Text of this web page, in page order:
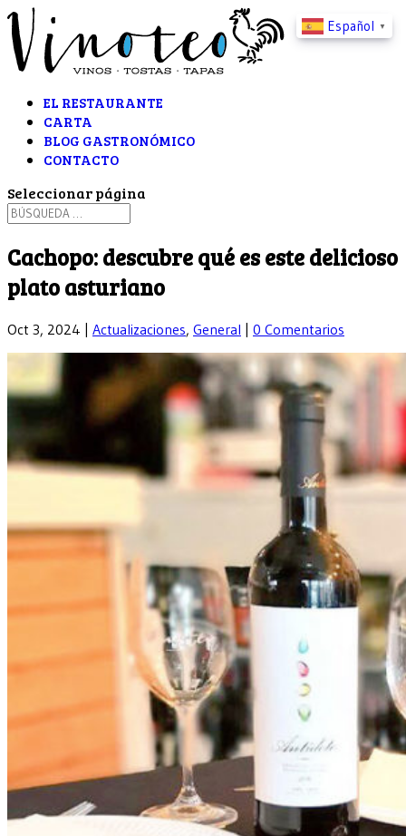
EL RESTAURANTE
CARTA
BLOG GASTRONÓMICO
CONTACTO
Seleccionar página
Cachopo: descubre qué es este delicioso
plato asturiano
Oct 3, 2024 | Actualizaciones, General | 0 Comentarios
Español ▼